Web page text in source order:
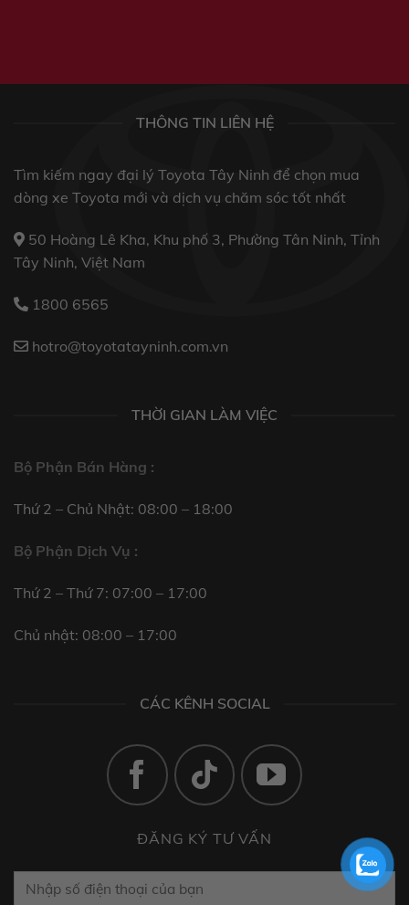
THÔNG TIN LIÊN HỆ
Tìm kiếm ngay đại lý Toyota Tây Ninh để chọn mua
dòng xe Toyota mới và dịch vụ chăm sóc tốt nhất
50 Hoàng Lê Kha, Khu phố 3, Phường Tân Ninh, Tỉnh
Tây Ninh, Việt Nam
1800 6565
hotro@toyotatayninh.com.vn
THỜI GIAN LÀM VIỆC
Bộ Phận Bán Hàng :
Thứ 2 – Chủ Nhật: 08:00 – 18:00
Bộ Phận Dịch Vụ :
Thứ 2 – Thứ 7: 07:00 – 17:00
Chủ nhật: 08:00 – 17:00
CÁC KÊNH SOCIAL
ĐĂNG KÝ TƯ VẤN